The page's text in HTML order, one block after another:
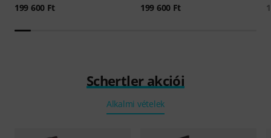
199 600 Ft 199 600 Ft
Schertler akciói
Alkalmi vételek